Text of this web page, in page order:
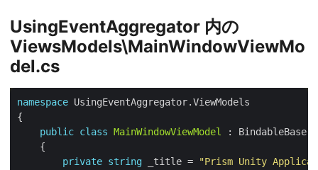
UsingEventAggregator 内の
ViewsModels\MainWindowViewMo
del.cs
namespace
public class MainWindowViewModel
private string _title =
"Prism Unity